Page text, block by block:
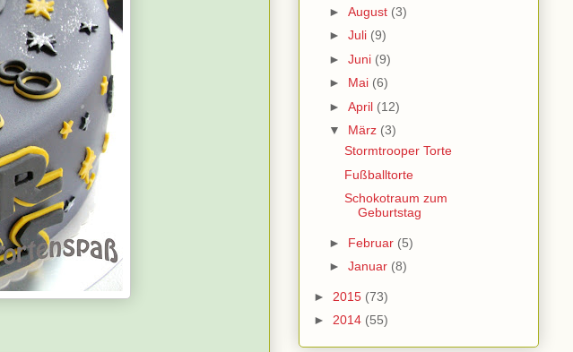
► August (3)
► Juli (9)
► Juni (9)
► Mai (6)
► April (12)
▼ März (3)
Stormtrooper Torte
Fußballtorte
Schokotraum zum
Geburtstag
► Februar (5)
► Januar (8)
► 2015 (73)
► 2014 (55)